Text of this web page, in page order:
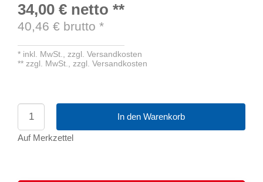
34,00 € netto **
40,46 € brutto *
* inkl. MwSt., zzgl. Versandkosten
** zzgl. MwSt., zzgl. Versandkosten
In den Warenkorb
Auf Merkzettel